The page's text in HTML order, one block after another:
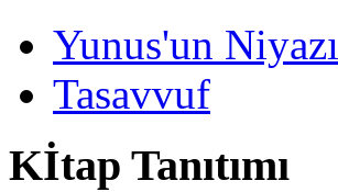
Yunus'un Niyazı
Tasavvuf
Kİtap Tanıtımı